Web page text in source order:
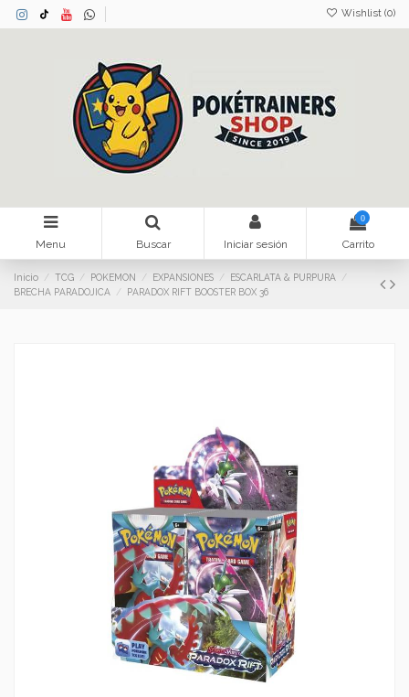
Wishlist (0)
Menu Buscar Iniciar sesión
0
Carrito
Inicio TCG POKEMON EXPANSIONES
ESCARLATA & PURPURA
BRECHA PARADOJICA
PARADOX RIFT BOOSTER BOX 36